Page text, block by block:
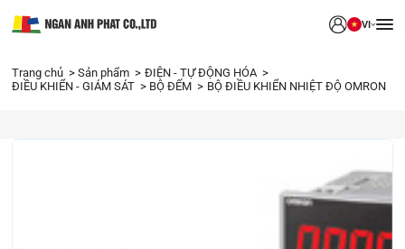
VI
Trang chủ Sản phẩm
ĐIỆN - TỰ ĐỘNG HÓA
ĐIỀU KHIỂN - GIÁM SÁT
BỘ ĐẾM BỘ ĐIỀU KHIỂN NHIỆT ĐỘ OMRON